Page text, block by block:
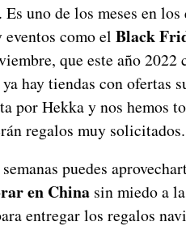
uno de los meses en los
como el Black
que este año
hay tiendas con ofertas
por Hekka y nos hemos
regalos muy solicitados.
puedes
en China sin miedo a
entregar los regalos